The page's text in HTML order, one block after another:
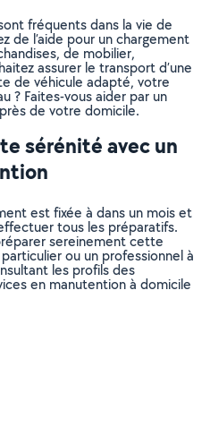
fréquents dans la vie de
de l’aide pour un chargement
de mobilier,
assurer le transport d’une
de véhicule adapté, votre
? Faites-vous aider par un
de votre domicile.
sérénité avec un
est fixée à dans un mois et
tous les préparatifs.
sereinement cette
ou un professionnel à
les profils des
en manutention à domicile